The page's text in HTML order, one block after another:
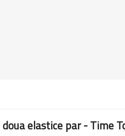
elastice par - Time